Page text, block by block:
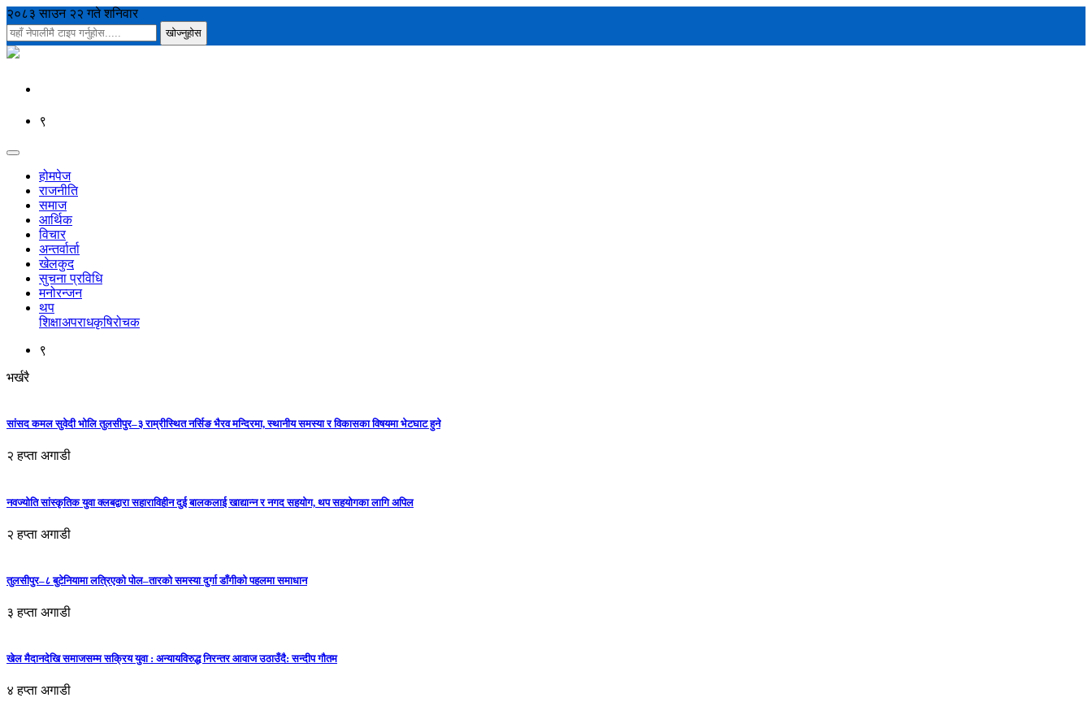
२०८३ साउन २२ गते शनिवार
९
होमपेज
राजनीति
समाज
आर्थिक
विचार
अन्तर्वार्ता
खेलकुद
सुचना प्रविधि
मनोरन्जन
थप
शिक्षाअपराधकृषिरोचक
९
भर्खरै
सांसद कमल सुवेदी भोलि तुलसीपुर–३ राम्रीस्थित नर्सिङ भैरव मन्दिरमा, स्थानीय समस्या र विकासका विषयमा भेटघाट हुने
२ हप्ता अगाडी
नवज्योति सांस्कृतिक युवा क्लबद्वारा सहाराविहीन दुई बालकलाई खाद्यान्न र नगद सहयोग, थप सहयोगका लागि अपिल
२ हप्ता अगाडी
तुलसीपुर–८ बुटेनियामा लत्रिएको पोल–तारको समस्या दुर्गा डाँगीको पहलमा समाधान
३ हप्ता अगाडी
खेल मैदानदेखि समाजसम्म सक्रिय युवा : अन्यायविरुद्ध निरन्तर आवाज उठाउँदै: सन्दीप गौतम
४ हप्ता अगाडी